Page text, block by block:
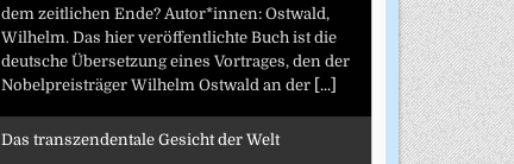
dem zeitlichen Ende? Autor*innen: Ostwald,
Wilhelm. Das hier veröffentlichte Buch ist die
deutsche Übersetzung eines Vortrages, den der
Nobelpreisträger Wilhelm Ostwald an der [...]
Das transzendentale Gesicht der Welt